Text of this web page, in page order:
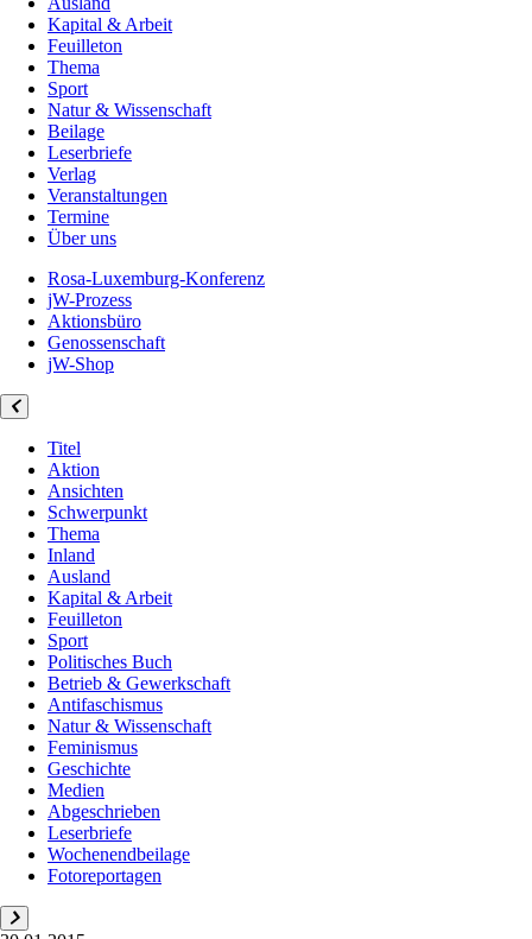
Kapital & Arbeit
Feuilleton
Thema
Sport
Natur & Wissenschaft
Beilage
Leserbriefe
Verlag
Veranstaltungen
Termine
Über uns
Rosa-Luxemburg-Konferenz
jW-Prozess
Aktionsbüro
Genossenschaft
jW-Shop
Titel
Aktion
Ansichten
Schwerpunkt
Thema
Inland
Ausland
Kapital & Arbeit
Feuilleton
Sport
Politisches Buch
Betrieb & Gewerkschaft
Antifaschismus
Natur & Wissenschaft
Feminismus
Geschichte
Medien
Abgeschrieben
Leserbriefe
Wochenendbeilage
Fotoreportagen